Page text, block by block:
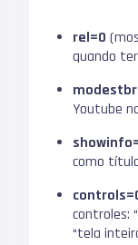
rel=0
quando
Youtube
como
controles:
“tela